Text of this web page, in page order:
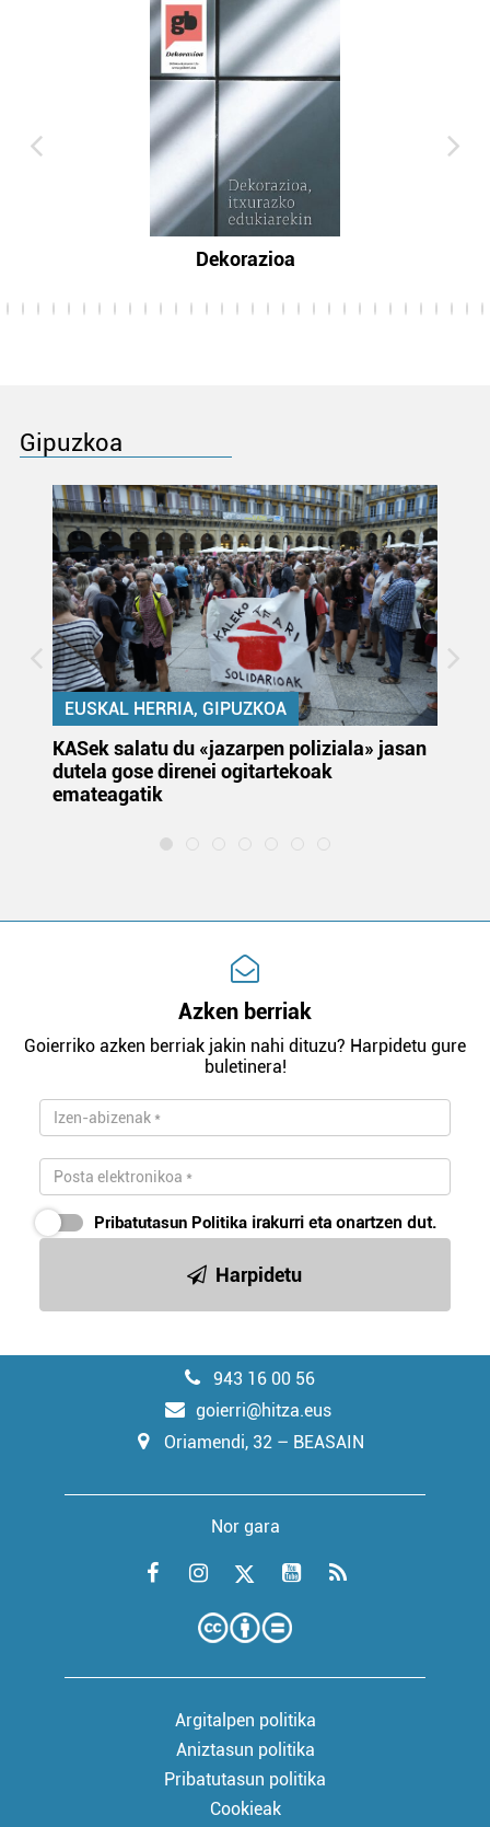
Dekorazioa
Gipuzkoa
EUSKAL HERRIA, GIPUZKOA
KASek salatu du «jazarpen poliziala» jasan
dutela gose direnei ogitartekoak
emateagatik
Azken berriak
Goierriko azken berriak jakin nahi dituzu? Harpidetu gure
buletinera!
Pribatutasun Politika irakurri eta onartzen dut.
Harpidetu
943 16 00 56
goierri@hitza.eus
Oriamendi, 32 – BEASAIN
Nor gara
Argitalpen politika
Aniztasun politika
Pribatutasun politika
Cookieak